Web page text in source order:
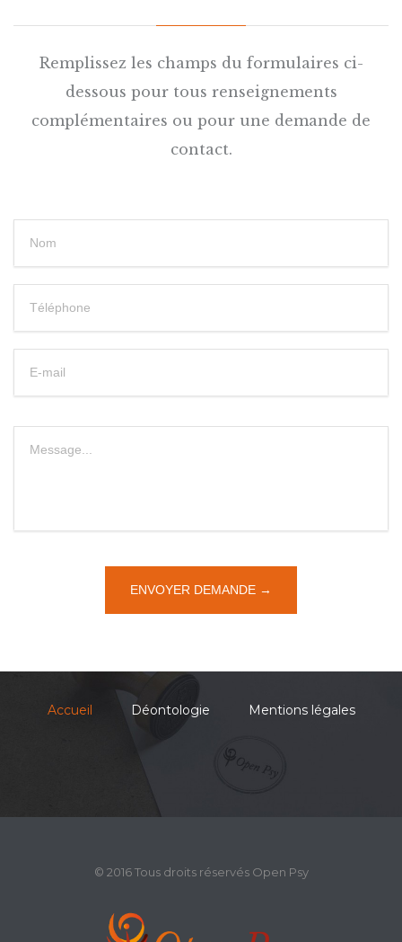
Remplissez les champs du formulaires ci-
dessous pour tous renseignements
complémentaires ou pour une demande de
contact.
Accueil Déontologie Mentions légales
© 2016 Tous droits réservés Open Psy